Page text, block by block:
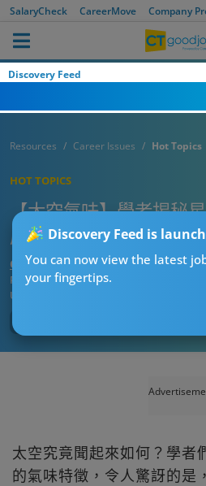
SalaryCheck CareerMove Company
Discovery Feed
Discovery Feed is
You can now view the latest
your fingertips.
Resources Career Issues Hot Topics
HOT TOPICS
【太空氣味】學者揭秘
尿 OOO似爛椰菜
CTgoodjobs’ Editor
Published:2025-10-04 13:00
Updated:
太空究竟聞起來如何？學者
的氣味特徵，令人驚訝的是